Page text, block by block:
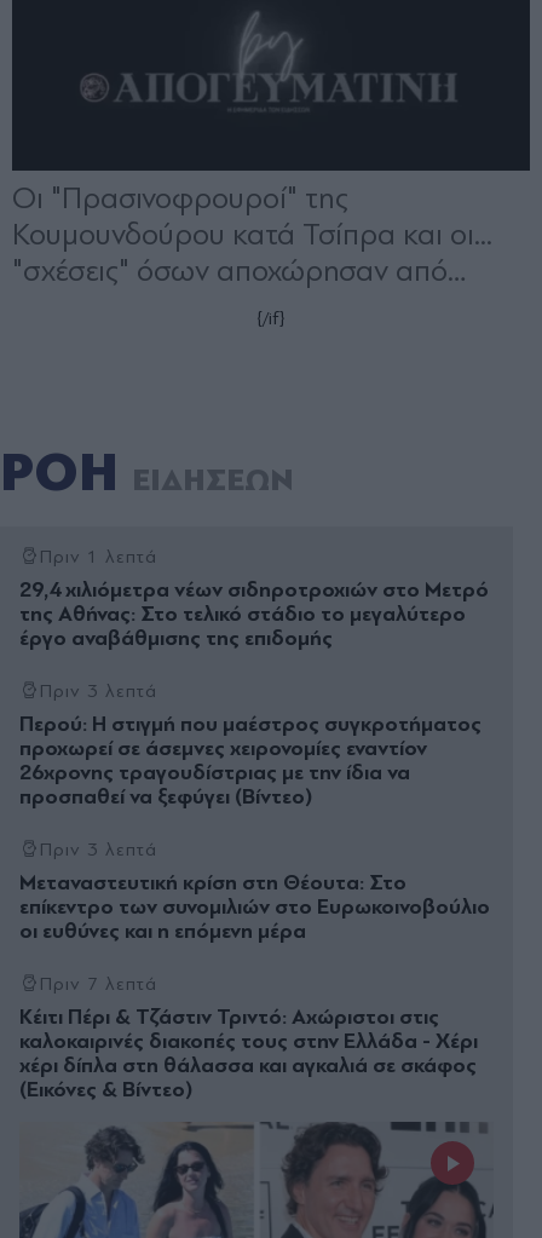
ΡΟΗ ΕΙΔΗΣΕΩΝ
Πριν 1 λεπτά
29,4 χιλιόμετρα νέων σιδηροτροχιών στο Μετρό
της Αθήνας: Στο τελικό στάδιο το μεγαλύτερο
έργο αναβάθμισης της επιδομής
Πριν 3 λεπτά
Περού: Η στιγμή που μαέστρος συγκροτήματος
προχωρεί σε άσεμνες χειρονομίες εναντίον
26χρονης τραγουδίστριας με την ίδια να
προσπαθεί να ξεφύγει (Βίντεο)
Πριν 3 λεπτά
Μεταναστευτική κρίση στη Θέουτα: Στο
επίκεντρο των συνομιλιών στο Ευρωκοινοβούλιο
οι ευθύνες και η επόμενη μέρα
Πριν 7 λεπτά
Κέιτι Πέρι & Τζάστιν Τριντό: Αχώριστοι στις
καλοκαιρινές διακοπές τους στην Ελλάδα - Χέρι
χέρι δίπλα στη θάλασσα και αγκαλιά σε σκάφος
(Εικόνες & Βίντεο)